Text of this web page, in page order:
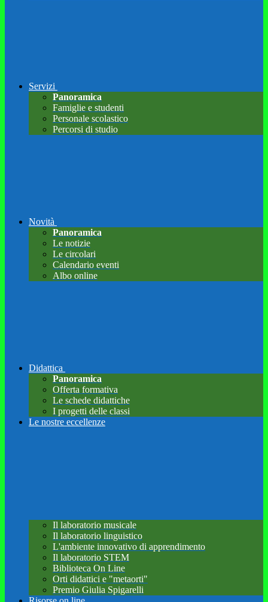
Servizi
Panoramica
Famiglie e studenti
Personale scolastico
Percorsi di studio
Novità
Panoramica
Le notizie
Le circolari
Calendario eventi
Albo online
Didattica
Panoramica
Offerta formativa
Le schede didattiche
I progetti delle classi
Le nostre eccellenze
Il laboratorio musicale
Il laboratorio linguistico
L'ambiente innovativo di apprendimento
Il laboratorio STEM
Biblioteca On Line
Orti didattici e "metaorti"
Premio Giulia Spigarelli